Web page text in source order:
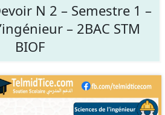
N 2 – Semestre 1 –
– 2BAC STM
BIOF